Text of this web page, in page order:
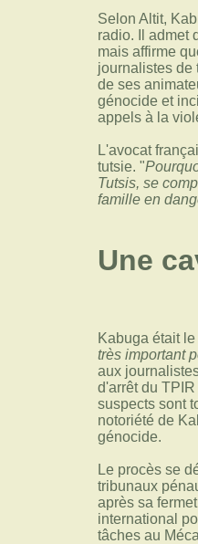
Selon Altit,
radio. Il admet
mais affirme
journalistes de
de ses
génocide et
appels à la
L'avocat
tutsie. "
Tutsis, se
famille en
Une
Kabuga était
très important
aux
d'arrêt du
suspects sont
notoriété de
génocide.
Le procès se
tribunaux
après sa
international
tâches au